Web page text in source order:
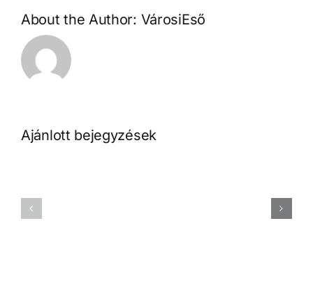
About the Author: VárosiEső
Ajánlott bejegyzések
Magyar
Dániel: